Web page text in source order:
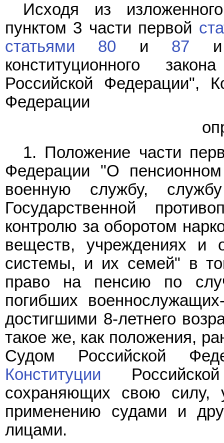
Исходя из
пунктом 3 части первой
статьями 80 и 87
конституционного
Российской Федерации",
Федерации
1. Положение части
Федерации "О
военную службу,
Государственной
контролю за оборотом
веществ, учреждениях и
системы, и их семей" в
право на пенсию по
погибших
достигшими 8-летнего
такое же, как положения,
Судом Российской
Конституции
сохраняющих свою силу,
применению судами и
лицами.